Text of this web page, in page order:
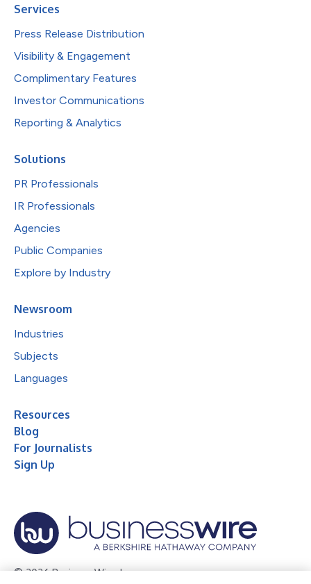
Services
Press Release Distribution
Visibility & Engagement
Complimentary Features
Investor Communications
Reporting & Analytics
Solutions
PR Professionals
IR Professionals
Agencies
Public Companies
Explore by Industry
Newsroom
Industries
Subjects
Languages
Resources
Blog
For Journalists
Sign Up
© 2026 Business Wire, Inc.